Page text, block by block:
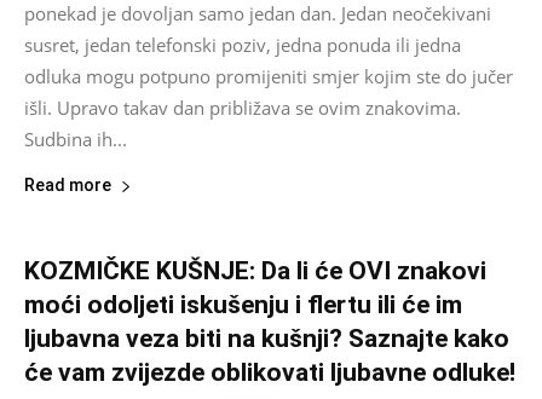
ponekad je dovoljan samo jedan dan. Jedan neočekivani
susret, jedan telefonski poziv, jedna ponuda ili jedna
odluka mogu potpuno promijeniti smjer kojim ste do jučer
išli. Upravo takav dan približava se ovim znakovima.
Sudbina ih...
Read more
KOZMIČKE KUŠNJE: Da li će OVI znakovi
moći odoljeti iskušenju i flertu ili će im
ljubavna veza biti na kušnji? Saznajte kako
će vam zvijezde oblikovati ljubavne odluke!